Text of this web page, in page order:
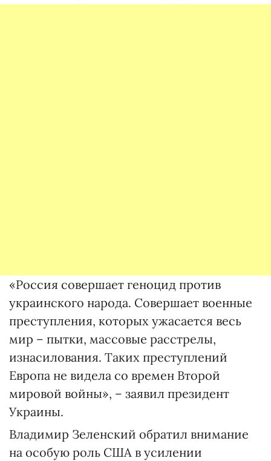
«Россия совершает геноцид против
украинского народа. Совершает военные
преступления, которых ужасается весь
мир – пытки, массовые расстрелы,
изнасилования. Таких преступлений
Европа не видела со времен Второй
мировой войны», – заявил президент
Украины.
Владимир Зеленский обратил внимание
на особую роль США в усилении